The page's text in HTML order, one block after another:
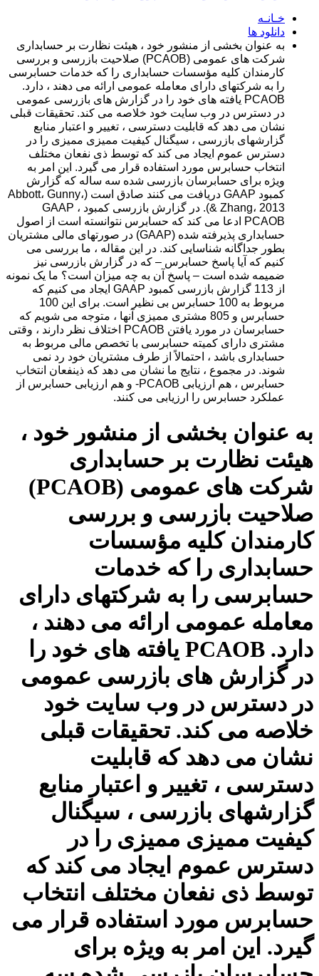
خـانـه
دانلود ها
به عنوان بخشی از منشور خود ، هیئت نظارت بر حسابداری
شرکت های عمومی (PCAOB) صلاحیت بازرسی و بررسی
کارمندان کلیه مؤسسات حسابداری را که خدمات حسابرسی
را به شرکتهای دارای معامله عمومی ارائه می دهند ، دارد.
PCAOB یافته های خود را در گزارش های بازرسی عمومی
در دسترس در وب سایت خود خلاصه می کند. تحقیقات قبلی
نشان می دهد که قابلیت دسترسی ، تغییر و اعتبار منابع
گزارشهای بازرسی ، سیگنال کیفیت ممیزی ممیزی را در
دسترس عموم ایجاد می کند که توسط ذی نفعان مختلف
انتخاب حسابرس مورد استفاده قرار می گیرد. این امر به
ویژه برای حسابرسان بازرسی شده سه ساله که گزارش
کمبود GAAP دریافت می کنند صادق است (Abbott، Gunny،
& Zhang، 2013). در گزارش بازرسی کمبود GAAP ،
PCAOB ادعا می کند که حسابرس نتوانسته است از اصول
حسابداری پذیرفته شده (GAAP) در صورتهای مالی مشتریان
بطور جداگانه شناسایی کند. در این مقاله ، ما بررسی می
کنیم که آیا پاسخ حسابرس – که در گزارش بازرسی نیز
ضمیمه شده است – پاسخ آن به چه میزان است؟ ما یک نمونه
از 113 گزارش بازرسی کمبود GAAP ایجاد می کنیم که
مربوط به 100 حسابرس بی نظیر است. برای این 100
حسابرس و 805 مشتری ممیزی آنها ، متوجه می شویم که
حسابرسان در مورد یافتن PCAOB اختلاف نظر دارند ، وقتی
مشتری دارای کمیته حسابرسی با تخصص مالی مربوط به
حسابداری باشد ، احتمالاً از طرف مشتریان خود رد نمی
شوند. در مجموع ، نتایج ما نشان می دهد که ذینفعان انتخاب
حسابرس ، هم ارزیابی PCAOB- و هم ارزیابی حسابرس از
عملکرد حسابرس را ارزیابی می کنند.
به عنوان بخشی از منشور خود ،
هیئت نظارت بر حسابداری
شرکت های عمومی (PCAOB)
صلاحیت بازرسی و بررسی
کارمندان کلیه مؤسسات
حسابداری را که خدمات
حسابرسی را به شرکتهای دارای
معامله عمومی ارائه می دهند ،
دارد. PCAOB یافته های خود را
در گزارش های بازرسی عمومی
در دسترس در وب سایت خود
خلاصه می کند. تحقیقات قبلی
نشان می دهد که قابلیت
دسترسی ، تغییر و اعتبار منابع
گزارشهای بازرسی ، سیگنال
کیفیت ممیزی ممیزی را در
دسترس عموم ایجاد می کند که
توسط ذی نفعان مختلف انتخاب
حسابرس مورد استفاده قرار می
گیرد. این امر به ویژه برای